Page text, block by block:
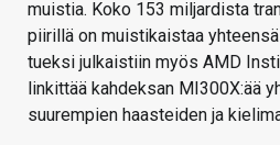
muistia. Koko 153 miljardista
piirillä on muistikaistaa
tueksi julkaistiin myös AMD
linkittää kahdeksan MI300X:ää
suurempien haasteiden ja